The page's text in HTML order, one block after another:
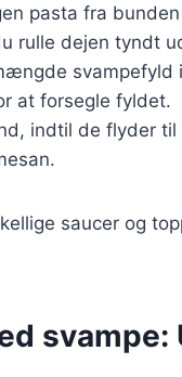
pasta fra
rulle dejen tyndt
svampefyld
at forsegle fyldet.
indtil de flyder
saucer og
svampe: